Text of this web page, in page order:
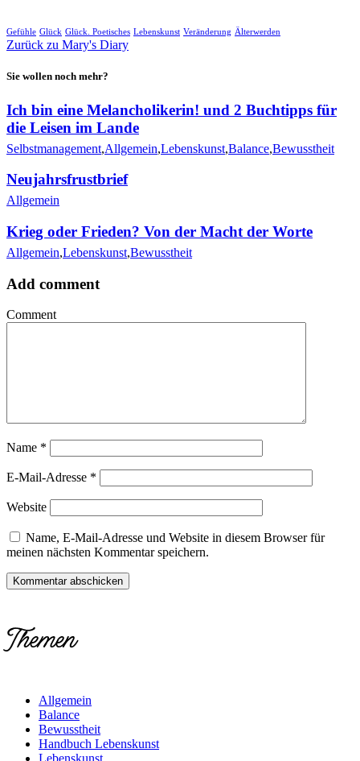
Gefühle Glück Glück. Poetisches Lebenskunst Veränderung Älterwerden
Zurück zu Mary's Diary
Sie wollen noch mehr?
Ich bin eine Melancholikerin! und 2 Buchtipps für
die Leisen im Lande
Selbstmanagement,Allgemein,Lebenskunst,Balance,Bewusstheit
Neujahrsfrustbrief
Allgemein
Krieg oder Frieden? Von der Macht der Worte
Allgemein,Lebenskunst,Bewusstheit
Add comment
Comment
Name *
E-Mail-Adresse *
Website
Name, E-Mail-Adresse und Website in diesem Browser für
meinen nächsten Kommentar speichern.
Themen
Allgemein
Balance
Bewusstheit
Handbuch Lebenskunst